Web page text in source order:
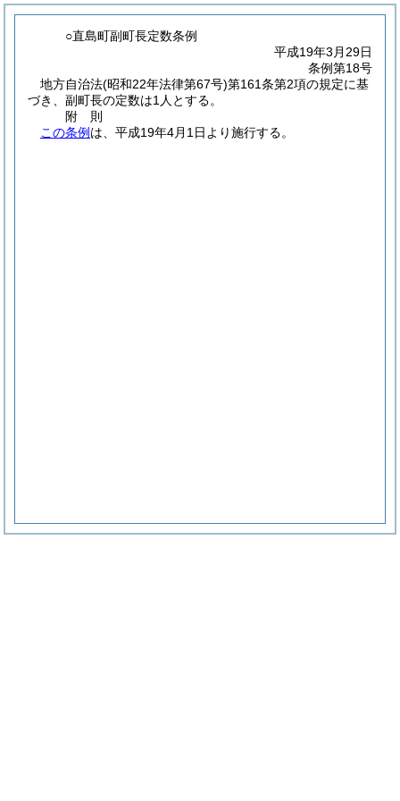
○直島町副町長定数条例
平成19年3月29日
条例第18号
地方自治法(昭和22年法律第67号)第161条第2項の規定に基
づき、副町長の定数は1人とする。
附 則
この条例 は、平成19年4月1日より施行する。